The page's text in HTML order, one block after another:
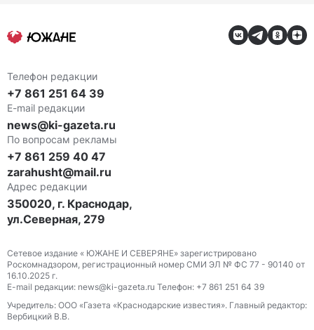
Телефон редакции
+7 861 251 64 39
E-mail редакции
news@ki-gazeta.ru
По вопросам рекламы
+7 861 259 40 47
zarahusht@mail.ru
Адрес редакции
350020, г. Краснодар,
ул.Северная, 279
Сетевое издание « ЮЖАНЕ И СЕВЕРЯНЕ» зарегистрировано
Роскомнадзором, регистрационный номер СМИ ЭЛ № ФС 77 - 90140 от
16.10.2025 г.
E-mail редакции: news@ki-gazeta.ru Телефон: +7 861 251 64 39
Учредитель: ООО «Газета «Краснодарские известия». Главный редактор:
Вербицкий В.В.